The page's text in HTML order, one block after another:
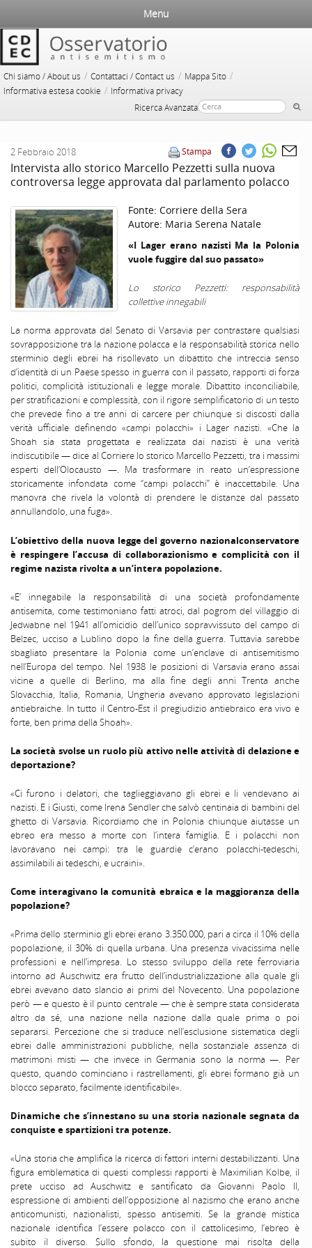
Chi siamo / About us / Contattaci / Contact us / Mappa Sito /
Informativa estesa cookie / Informativa privacy
Ricerca Avanzata
Menu
Stampa
2 Febbraio 2018
Intervista allo storico Marcello Pezzetti sulla nuova
controversa legge approvata dal parlamento polacco
Fonte: Corriere della Sera
Autore: Maria Serena Natale
«I Lager erano nazisti Ma la Polonia
vuole fuggire dal suo passato»
Lo storico Pezzetti: responsabilità
collettive innegabili
La norma approvata dal Senato di Varsavia per contrastare qualsiasi
sovrapposizione tra la nazione polacca e la responsabilità storica nello
sterminio degli ebrei ha risollevato un dibattito che intreccia senso
d’identità di un Paese spesso in guerra con il passato, rapporti di forza
politici, complicità istituzionali e legge morale. Dibattito inconciliabile,
per stratificazioni e complessità, con il rigore semplificatorio di un testo
che prevede fino a tre anni di carcere per chiunque si discosti dalla
verità ufficiale definendo «campi polacchi» i Lager nazisti. «Che la
Shoah sia stata progettata e realizzata dai nazisti è una verità
indiscutibile — dice al Corriere lo storico Marcello Pezzetti, tra i massimi
esperti dell’Olocausto —. Ma trasformare in reato un’espressione
storicamente infondata come “campi polacchi” è inaccettabile. Una
manovra che rivela la volontà di prendere le distanze dal passato
annullandolo, una fuga».
L’obiettivo della nuova legge del governo nazionalconservatore
è respingere l’accusa di collaborazionismo e complicità con il
regime nazista rivolta a un’intera popolazione.
«E’ innegabile la responsabilità di una società profondamente
antisemita, come testimoniano fatti atroci, dal pogrom del villaggio di
Jedwabne nel 1941 all’omicidio dell’unico sopravvissuto del campo di
Belzec, ucciso a Lublino dopo la fine della guerra. Tuttavia sarebbe
sbagliato presentare la Polonia come un’enclave di antisemitismo
nell’Europa del tempo. Nel 1938 le posizioni di Varsavia erano assai
vicine a quelle di Berlino, ma alla fine degli anni Trenta anche
Slovacchia, Italia, Romania, Ungheria avevano approvato legislazioni
antiebraiche. In tutto il Centro-Est il pregiudizio antiebraico era vivo e
forte, ben prima della Shoah».
La società svolse un ruolo più attivo nelle attività di delazione e
deportazione?
«Ci furono i delatori, che taglieggiavano gli ebrei e li vendevano ai
nazisti. E i Giusti, come Irena Sendler che salvò centinaia di bambini del
ghetto di Varsavia. Ricordiamo che in Polonia chiunque aiutasse un
ebreo era messo a morte con l’intera famiglia. E i polacchi non
lavoravano nei campi: tra le guardie c’erano polacchi-tedeschi,
assimilabili ai tedeschi, e ucraini».
Come interagivano la comunità ebraica e la maggioranza della
popolazione?
«Prima dello sterminio gli ebrei erano 3.350.000, pari a circa il 10% della
popolazione, il 30% di quella urbana. Una presenza vivacissima nelle
professioni e nell’impresa. Lo stesso sviluppo della rete ferroviaria
intorno ad Auschwitz era frutto dell’industrializzazione alla quale gli
ebrei avevano dato slancio ai primi del Novecento. Una popolazione
però — e questo è il punto centrale — che è sempre stata considerata
altro da sé, una nazione nella nazione dalla quale prima o poi
separarsi. Percezione che si traduce nell’esclusione sistematica degli
ebrei dalle amministrazioni pubbliche, nella sostanziale assenza di
matrimoni misti — che invece in Germania sono la norma —. Per
questo, quando cominciano i rastrellamenti, gli ebrei formano già un
blocco separato, facilmente identificabile».
Dinamiche che s’innestano su una storia nazionale segnata da
conquiste e spartizioni tra potenze.
«Una storia che amplifica la ricerca di fattori interni destabilizzanti. Una
figura emblematica di questi complessi rapporti è Maximilian Kolbe, il
prete ucciso ad Auschwitz e santificato da Giovanni Paolo II,
espressione di ambienti dell’opposizione al nazismo che erano anche
anticomunisti, nazionalisti, spesso antisemiti. Se la grande mistica
nazionale identifica l’essere polacco con il cattolicesimo, l’ebreo è
subito il diverso. Sullo sfondo, la questione mai risolta della